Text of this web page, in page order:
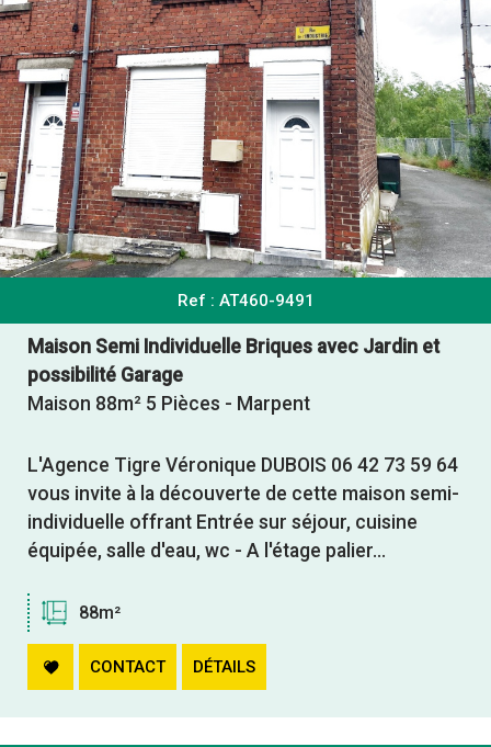
Ref : AT460-9491
Maison Semi Individuelle Briques avec Jardin et
possibilité Garage
Maison 88m² 5 Pièces - Marpent
L'Agence Tigre Véronique DUBOIS 06 42 73 59 64
vous invite à la découverte de cette maison semi-
individuelle offrant Entrée sur séjour, cuisine
équipée, salle d'eau, wc - A l'étage palier...
88m²
CONTACT DÉTAILS